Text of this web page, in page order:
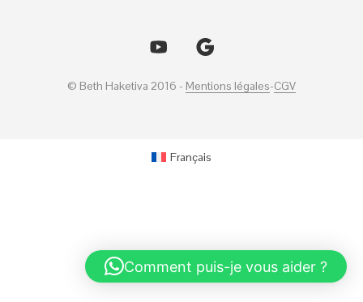
© Beth Haketiva 2016 - Mentions légales-CGV
Comment puis-je vous aider ?
Français